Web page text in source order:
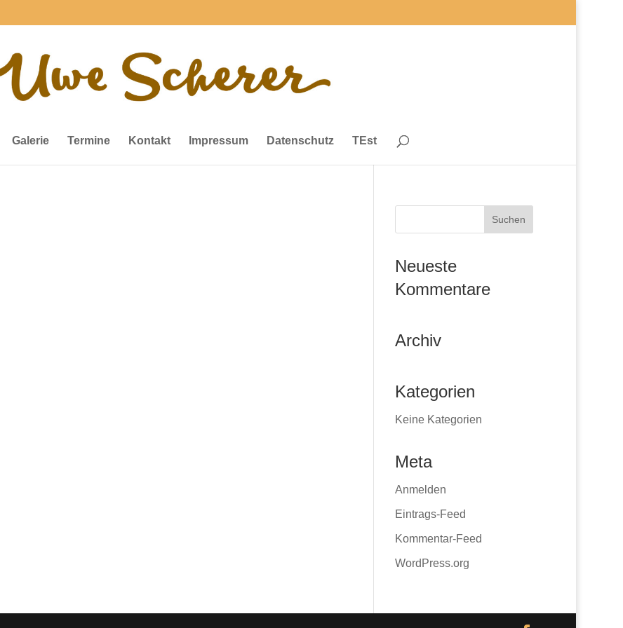
Galerie Termine Kontakt Impressum Datenschutz TEst
Neueste
Kommentare
Archiv
Kategorien
Keine Kategorien
Meta
Anmelden
Eintrags-Feed
Kommentar-Feed
WordPress.org